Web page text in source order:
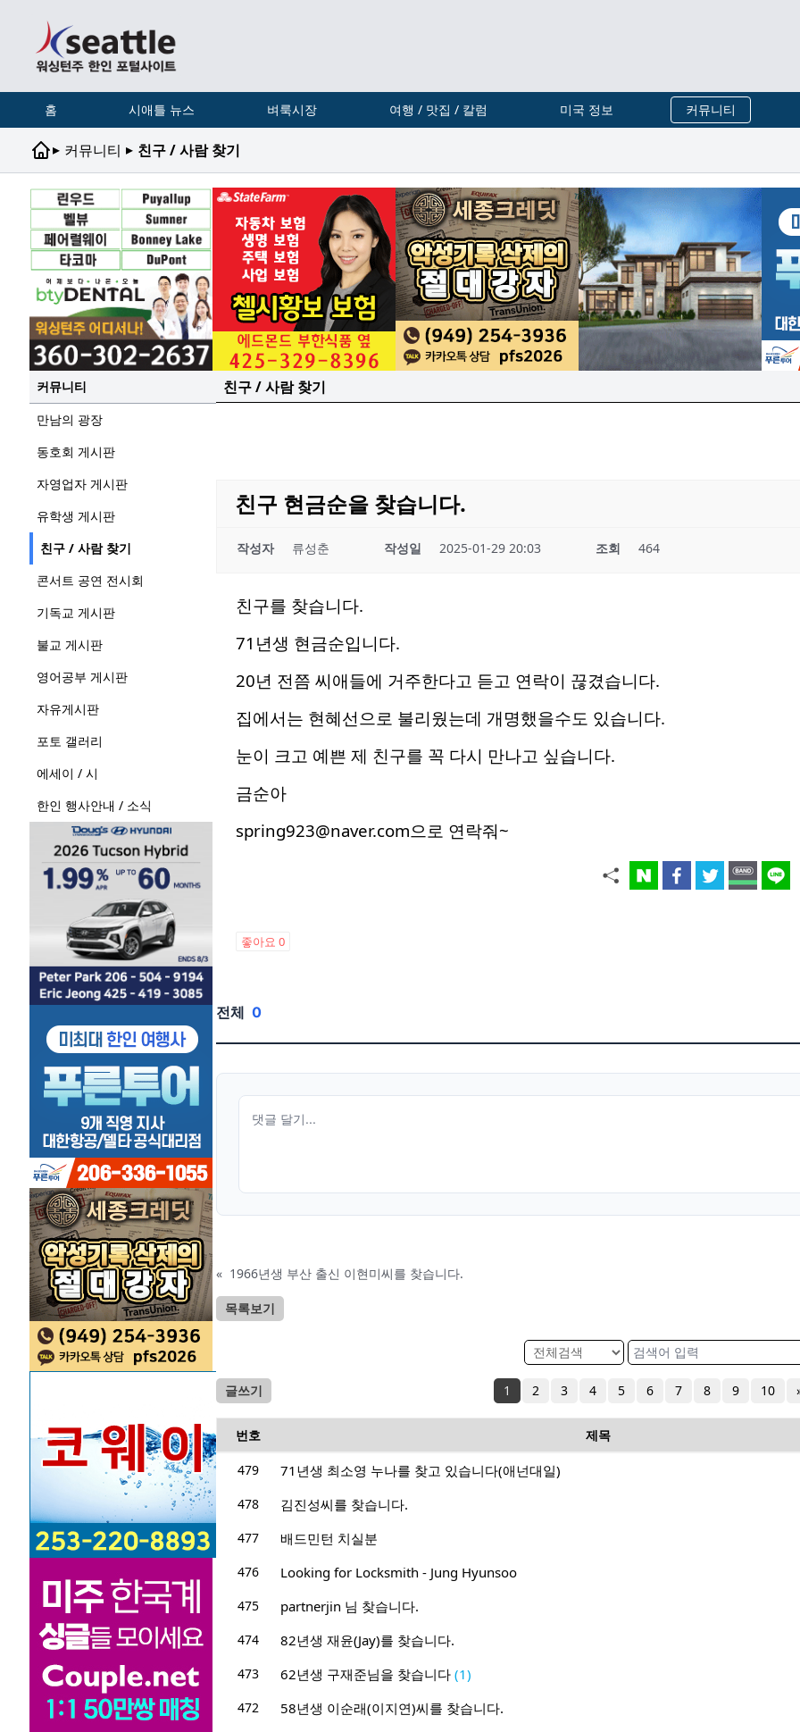
홈 시애틀 뉴스 벼룩시장 여행 / 맛집 / 칼럼 미국 정보 커뮤니티
▸ 커뮤니티 ▸ 친구 / 사람 찾기
커뮤니티
만남의 광장
동호회 게시판
자영업자 게시판
유학생 게시판
친구 / 사람 찾기
콘서트 공연 전시회
기독교 게시판
불교 게시판
영어공부 게시판
자유게시판
포토 갤러리
에세이 / 시
한인 행사안내 / 소식
친구 / 사람 찾기
친구 현금순을 찾습니다.
작성자 류성춘 작성일 2025-01-29 20:03 조회 464
친구를 찾습니다.
71년생 현금순입니다.
20년 전쯤 씨애들에 거주한다고 듣고 연락이 끊겼습니다.
집에서는 현혜선으로 불리웠는데 개명했을수도 있습니다.
눈이 크고 예쁜 제 친구를 꼭 다시 만나고 싶습니다.
금순아
spring923@naver.com으로 연락줘~
좋아요 0
전체 0
« 1966년생 부산 출신 이현미씨를 찾습니다.
목록보기
글쓰기 1 2 3 4 5 6 7 8 9 10
번호 제목
479 71년생 최소영 누나를 찾고 있습니다(애넌대일)
478 김진성씨를 찾습니다.
477 배드민턴 치실분
476 Looking for Locksmith - Jung Hyunsoo
475 partnerjin 님 찾습니다.
474 82년생 재윤(Jay)를 찾습니다.
473 62년생 구재준님을 찾습니다 (1)
472 58년생 이순래(이지연)씨를 찾습니다.